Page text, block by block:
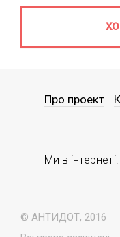
© АНТИДОТ, 2016
Про проект
Ми в інтернеті: